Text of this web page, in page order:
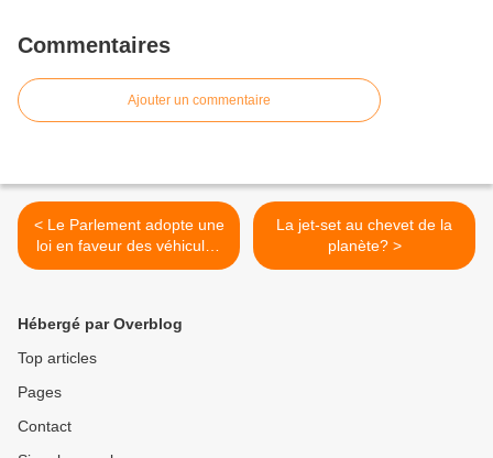
Commentaires
Ajouter un commentaire
< Le Parlement adopte une
loi en faveur des véhicules
électriques
La jet-set au chevet de la
planète? >
Hébergé par Overblog
Top articles
Pages
Contact